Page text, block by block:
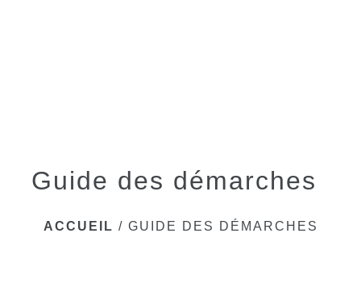
Guide des démarches
ACCUEIL / GUIDE DES DÉMARCHES